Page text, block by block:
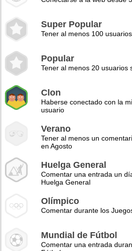
Super Popular
Tener al menos 100
Popular
Tener al menos 20 usuarios
Clon
Haberse conectado con la
usuario
Verano
Tener al menos un
en Agosto
Huelga General
Comentar una entrada un
Huelga General
Olímpico
Comentar durante los
Mundial de Fútbol
Comentar una entrada